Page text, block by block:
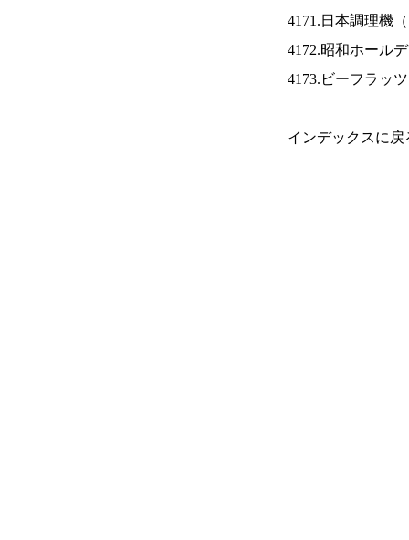
4171.日本調理機（
4172.昭和ホール
4173.ビーフラッ
インデックスに戻